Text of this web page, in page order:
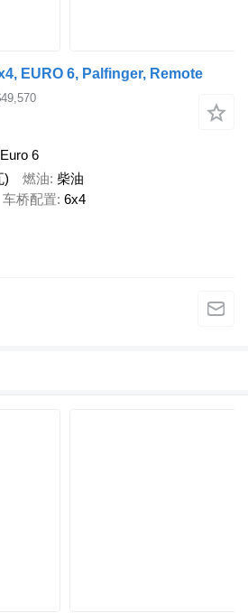
EURO 6, Palfinger, Remote
Euro 6
) 燃油 柴油
车桥配置 6x4